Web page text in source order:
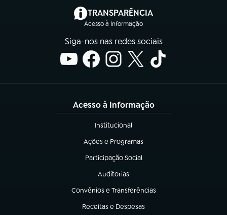
TRANSPARÊNCIA
Acesso à Informação
(abre em nova aba)
Siga-nos nas redes sociais
Acesso à Informação
Institucional
(abre em nova aba)
Ações e Programas
(abre em nova aba)
Participação Social
(abre em nova aba)
Auditorias
(abre em nova aba)
Convênios e Transferências
(abre em nova aba)
Receitas e Despesas
(abre em nova aba)